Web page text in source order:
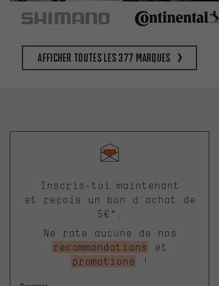
Afficher toutes les 377 marques
Inscris-toi maintenant
et reçois un bon d'achat de
5€*.
Ne rate aucune de nos
recommandations
et
promotions
!